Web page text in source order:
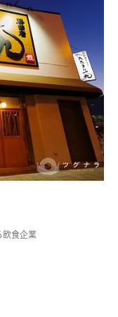
飲食企業